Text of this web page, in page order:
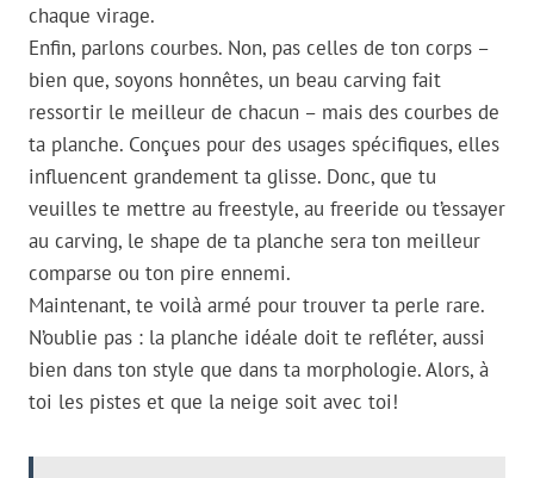
chaque virage.
Enfin, parlons courbes. Non, pas celles de ton corps –
bien que, soyons honnêtes, un beau carving fait
ressortir le meilleur de chacun – mais des courbes de
ta planche. Conçues pour des usages spécifiques, elles
influencent grandement ta glisse. Donc, que tu
veuilles te mettre au freestyle, au freeride ou t’essayer
au carving, le shape de ta planche sera ton meilleur
comparse ou ton pire ennemi.
Maintenant, te voilà armé pour trouver ta perle rare.
N’oublie pas : la planche idéale doit te refléter, aussi
bien dans ton style que dans ta morphologie. Alors, à
toi les pistes et que la neige soit avec toi!